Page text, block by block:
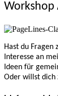
Workshop
Hast du Fragen
Interesse an
Ideen für
Oder willst dich